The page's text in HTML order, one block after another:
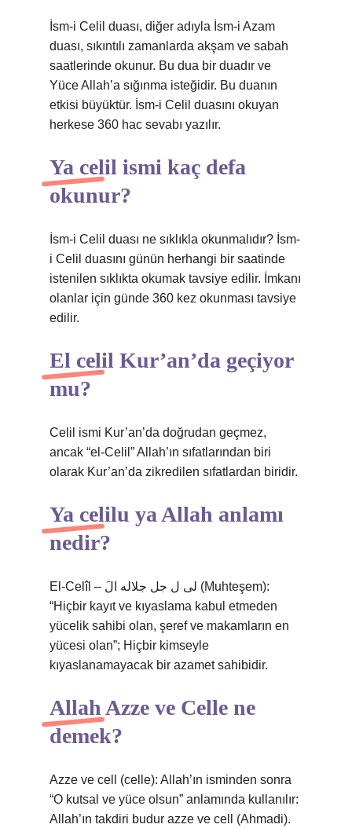
İsm-i Celil duası, diğer adıyla İsm-i Azam
duası, sıkıntılı zamanlarda akşam ve sabah
saatlerinde okunur. Bu dua bir duadır ve
Yüce Allah’a sığınma isteğidir. Bu duanın
etkisi büyüktür. İsm-i Celil duasını okuyan
herkese 360 ​​hac sevabı yazılır.
Ya celil ismi kaç defa
okunur?
İsm-i Celil duası ne sıklıkla okunmalıdır? İsm-
i Celil duasını günün herhangi bir saatinde
istenilen sıklıkta okumak tavsiye edilir. İmkanı
olanlar için günde 360 ​​kez okunması tavsiye
edilir.
El celil Kur’an’da geçiyor
mu?
Celil ismi Kur’an’da doğrudan geçmez,
ancak “el-Celil” Allah’ın sıfatlarından biri
olarak Kur’an’da zikredilen sıfatlardan biridir.
Ya celilu ya Allah anlamı
nedir?
El-Celîl – لی ل جل جلاله الَ (Muhteşem):
“Hiçbir kayıt ve kıyaslama kabul etmeden
yücelik sahibi olan, şeref ve makamların en
yücesi olan”; Hiçbir kimseyle
kıyaslanamayacak bir azamet sahibidir.
Allah Azze ve Celle ne
demek?
Azze ve cell (celle): Allah’ın isminden sonra
“O kutsal ve yüce olsun” anlamında kullanılır:
Allah’ın takdiri budur azze ve cell (Ahmadi).